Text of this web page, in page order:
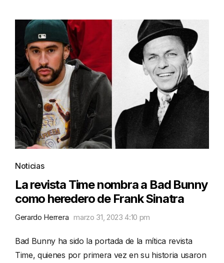
Noticias
La revista Time nombra a Bad Bunny
como heredero de Frank Sinatra
Gerardo Herrera marzo 31, 2023 4:10 pm
Bad Bunny ha sido la portada de la mítica revista
Time, quienes por primera vez en su historia usaron